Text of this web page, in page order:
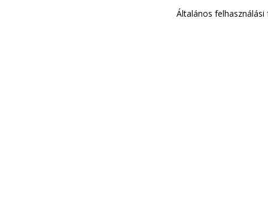
Általános felhasználási